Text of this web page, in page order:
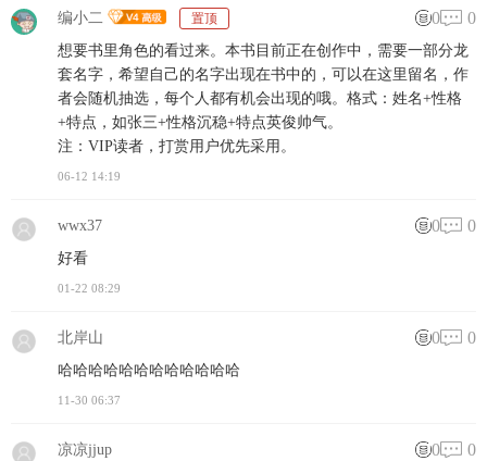
编小二 置顶 0 0
想要书里角色的看过来。本书目前正在创作中，需要一部分龙
套名字，希望自己的名字出现在书中的，可以在这里留名，作
者会随机抽选，每个人都有机会出现的哦。格式：姓名+性格
+特点，如张三+性格沉稳+特点英俊帅气。
注：VIP读者，打赏用户优先采用。
06-12 14:19
wwx37 0 0
好看
01-22 08:29
北岸山 0 0
哈哈哈哈哈哈哈哈哈哈哈哈
11-30 06:37
凉凉jjup 0 0